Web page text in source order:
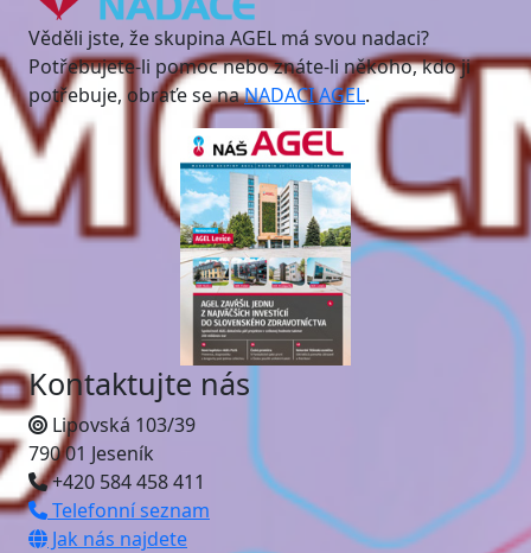
Věděli jste, že skupina AGEL má svou nadaci?
Potřebujete-li pomoc nebo znáte-li někoho, kdo ji
potřebuje, obraťe se naNADACI AGEL.
Kontaktujte nás
Lipovská 103/39
790 01 Jeseník
+420 584 458 411
Telefonní seznam
Jak nás najdete